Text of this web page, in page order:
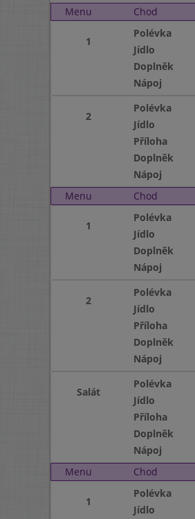
Menu
Chod
1
Polévka
Jídlo
Doplněk
Nápoj
2
Polévka
Jídlo
Příloha
Doplněk
Nápoj
Menu
Chod
1
Polévka
Jídlo
Doplněk
Nápoj
2
Polévka
Jídlo
Příloha
Doplněk
Nápoj
Salát
Polévka
Jídlo
Příloha
Doplněk
Nápoj
Menu
Chod
1
Polévka
Jídlo